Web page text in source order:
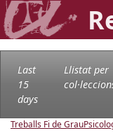
Last
15
days
Llistat per
Treballs Fi de Grau